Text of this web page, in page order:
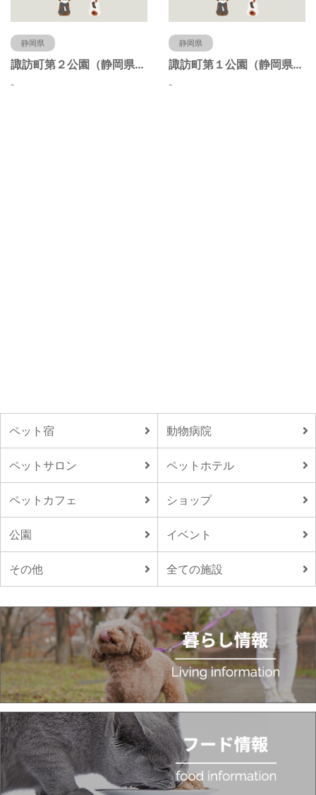
静岡県
諏訪町第２公園（静岡県静岡市）
-
静岡県
諏訪町第１公園（静岡県静岡市）
-
ペット宿 動物病院
ペットサロン ペットホテル
ペットカフェ ショップ
公園 イベント
その他 全ての施設